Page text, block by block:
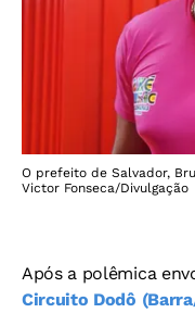
O prefeito de Salvador,
Victor Fonseca/Divulgação
Após a polêmica
Circuito Dodô